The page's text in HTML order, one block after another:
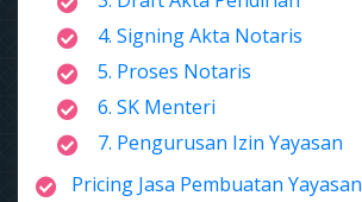
4. Signing Akta Notaris
5. Proses Notaris
6. SK Menteri
7. Pengurusan Izin Yayasan
Pricing Jasa Pembuatan Yayasan